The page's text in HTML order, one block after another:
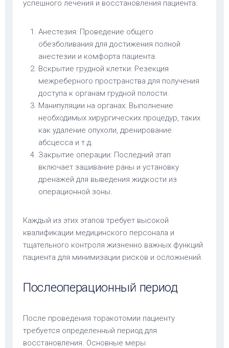
успешного лечения и восстановления пациента:
Анестезия: Проведение общего
обезболивания для достижения полной
анестезии и комфорта пациента.
Вскрытие грудной клетки: Резекция
межреберного пространства для получения
доступа к органам грудной полости.
Манипуляции на органах: Выполнение
необходимых хирургических процедур, таких
как удаление опухоли, дренирование
абсцесса и т.д.
Закрытие операции: Последний этап
включает зашивание раны и установку
дренажей для выведения жидкости из
операционной зоны.
Каждый из этих этапов требует высокой
квалификации медицинского персонала и
тщательного контроля жизненно важных функций
пациента для минимизации рисков и осложнений.
Послеоперационный период
После проведения торакотомии пациенту
требуется определенный период для
восстановления. Основные меры